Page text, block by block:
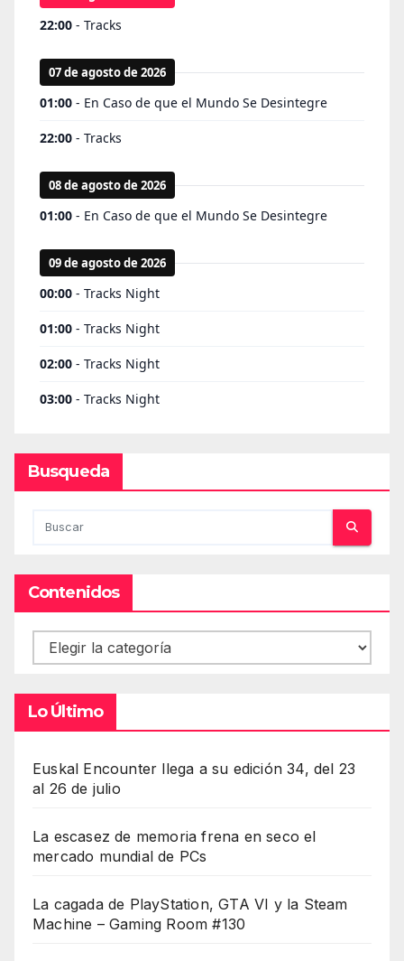
Busqueda
Contenidos
Contenidos
Lo Último
Euskal Encounter llega a su edición 34, del 23
al 26 de julio
La escasez de memoria frena en seco el
mercado mundial de PCs
La cagada de PlayStation, GTA VI y la Steam
Machine – Gaming Room #130